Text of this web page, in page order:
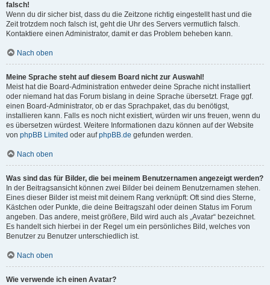
falsch!
Wenn du dir sicher bist, dass du die Zeitzone richtig eingestellt hast und die
Zeit trotzdem noch falsch ist, geht die Uhr des Servers vermutlich falsch.
Kontaktiere einen Administrator, damit er das Problem beheben kann.
Nach oben
Meine Sprache steht auf diesem Board nicht zur Auswahl!
Meist hat die Board-Administration entweder deine Sprache nicht installiert
oder niemand hat das Forum bislang in deine Sprache übersetzt. Frage ggf.
einen Board-Administrator, ob er das Sprachpaket, das du benötigst,
installieren kann. Falls es noch nicht existiert, würden wir uns freuen, wenn du
es übersetzen würdest. Weitere Informationen dazu können auf der Website
von phpBB Limited oder aufphpBB.de gefunden werden.
Nach oben
Was sind das für Bilder, die bei meinem Benutzernamen angezeigt werden?
In der Beitragsansicht können zwei Bilder bei deinem Benutzernamen stehen.
Eines dieser Bilder ist meist mit deinem Rang verknüpft: Oft sind dies Sterne,
Kästchen oder Punkte, die deine Beitragszahl oder deinen Status im Forum
angeben. Das andere, meist größere, Bild wird auch als „Avatar“ bezeichnet.
Es handelt sich hierbei in der Regel um ein persönliches Bild, welches von
Benutzer zu Benutzer unterschiedlich ist.
Nach oben
Wie verwende ich einen Avatar?